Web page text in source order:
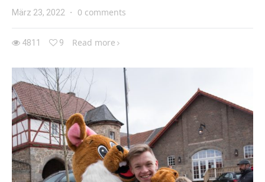
März 23, 2022 · 0 comments
4811 9 Read more